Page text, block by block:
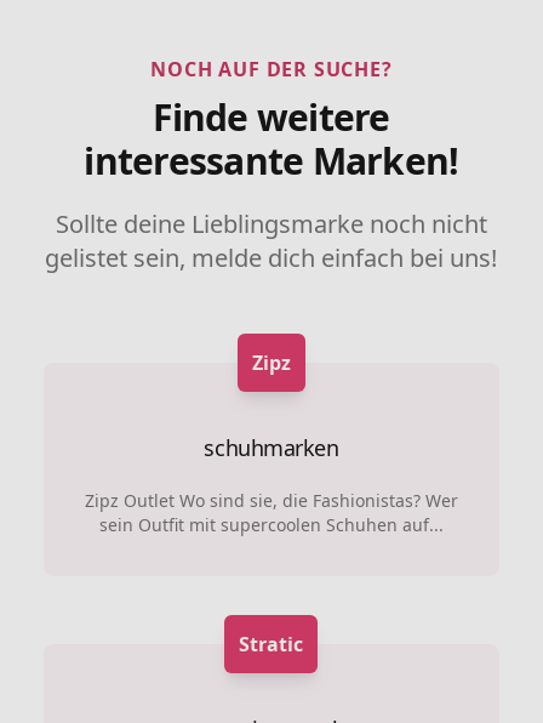
NOCH AUF DER SUCHE?
Finde weitere
interessante Marken!
Sollte deine Lieblingsmarke noch nicht
gelistet sein, melde dich einfach bei uns!
Zipz
schuhmarken
Zipz Outlet Wo sind sie, die Fashionistas? Wer
sein Outfit mit supercoolen Schuhen auf...
Stratic